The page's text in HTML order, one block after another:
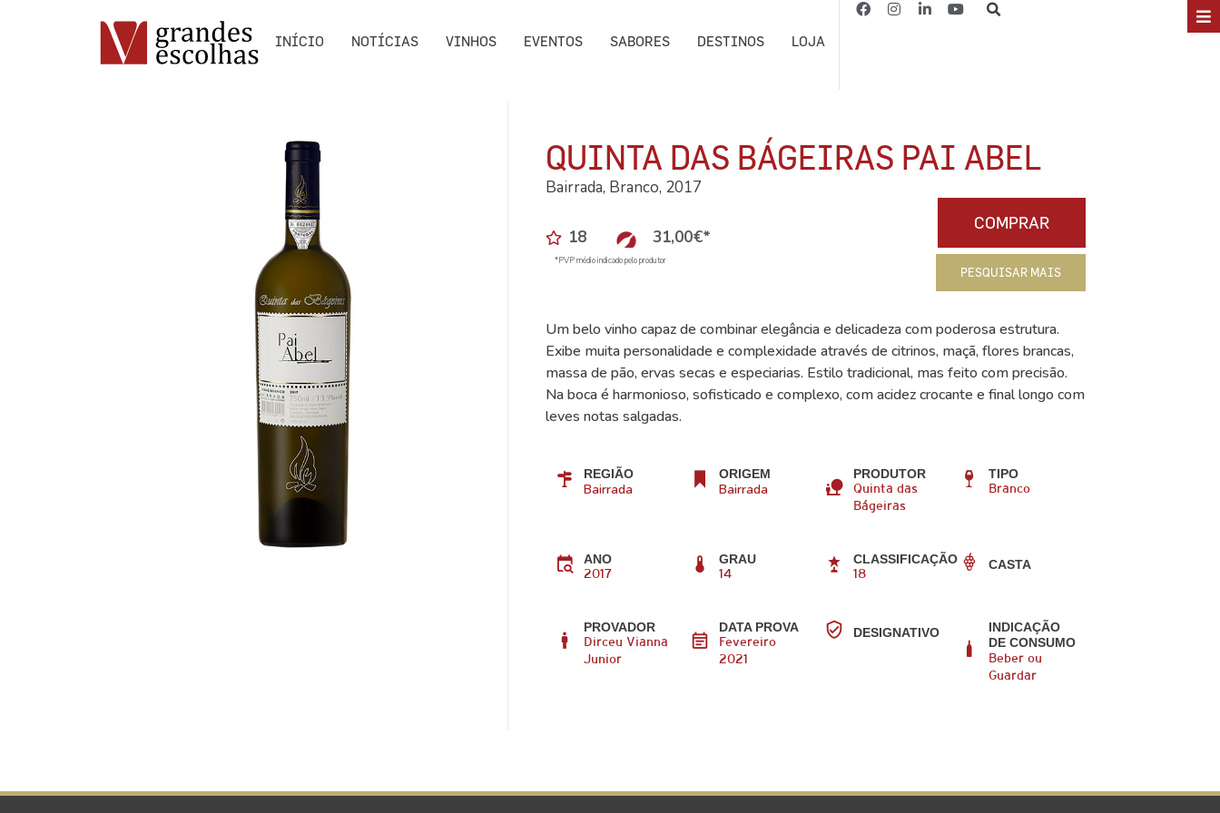
INÍCIO NOTÍCIAS VINHOS EVENTOS SABORES DESTINOS LOJA
QUINTA DAS BÁGEIRAS PAI ABEL
Bairrada, Branco, 2017
18 31,00€*
*PVP médio indicado pelo produtor
COMPRAR
PESQUISAR MAIS
Um belo vinho capaz de combinar elegância e delicadeza com poderosa estrutura.
Exibe muita personalidade e complexidade através de citrinos, maçã, flores brancas,
massa de pão, ervas secas e especiarias. Estilo tradicional, mas feito com precisão.
Na boca é harmonioso, sofisticado e complexo, com acidez crocante e final longo com
leves notas salgadas.
REGIÃO
Bairrada
ORIGEM
Bairrada
PRODUTOR
Quinta das
Bágeiras
TIPO
Branco
ANO
2017
GRAU
14
CLASSIFICAÇÃO
18
CASTA
PROVADOR
Dirceu Vianna
Junior
DATA PROVA
Fevereiro
2021
DESIGNATIVO
INDICAÇÃO
DE CONSUMO
Beber ou
Guardar